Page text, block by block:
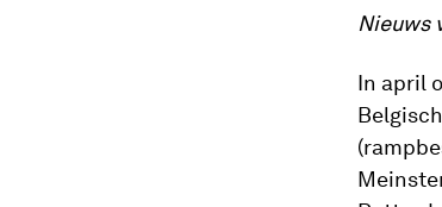
Nieuws
In april